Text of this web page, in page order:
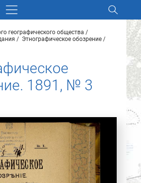
Найти
географического общества
Этнографическое обозрение
1891, № 3